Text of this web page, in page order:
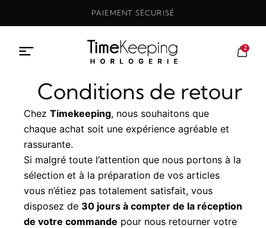
PAIEMENT SÉCURISÉ
2
Conditions de retour
Chez Timekeeping, nous souhaitons que
chaque achat soit une expérience agréable et
rassurante.
Si malgré toute l’attention que nous portons à la
sélection et à la préparation de vos articles
vous n’étiez pas totalement satisfait, vous
disposez de 30 jours à compter de la réception
de votre commande pour nous retourner votre